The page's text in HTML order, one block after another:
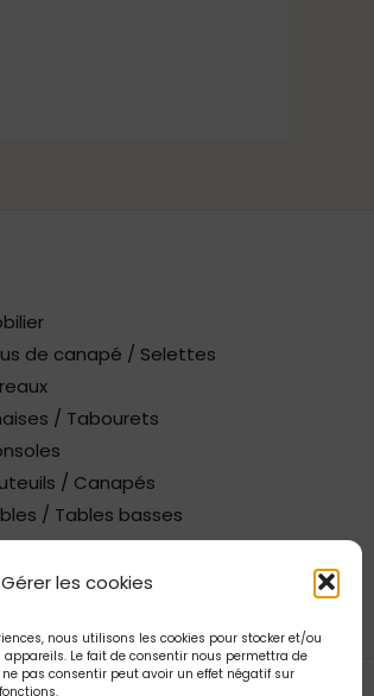
Gérer les cookies
nous utilisons les cookies pour stocker et/ou
Le fait de consentir nous permettra de
pas consentir peut avoir un effet négatif sur
de canapé / Selettes
/ Tabourets
/ Canapés
/ Tables basses